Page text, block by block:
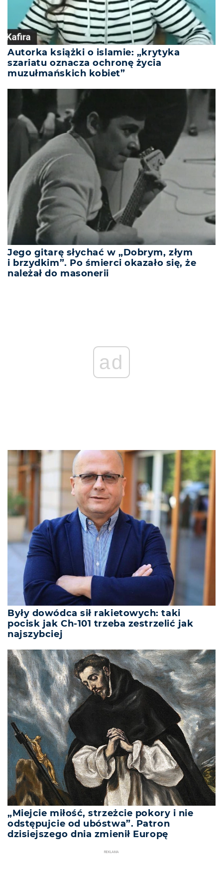
Autorka książki o islamie: „krytyka
szariatu oznacza ochronę życia
muzułmańskich kobiet”
Jego gitarę słychać w „Dobrym, złym
i brzydkim”. Po śmierci okazało się, że
należał do masonerii
ad
Były dowódca sił rakietowych: taki
pocisk jak Ch-101 trzeba zestrzelić jak
najszybciej
„Miejcie miłość, strzeżcie pokory i nie
odstępujcie od ubóstwa”. Patron
dzisiejszego dnia zmienił Europę
REKLAMA